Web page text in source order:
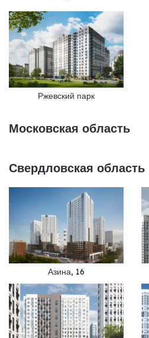
Ржевский парк
Московская область
Свердловская область
Азина, 16